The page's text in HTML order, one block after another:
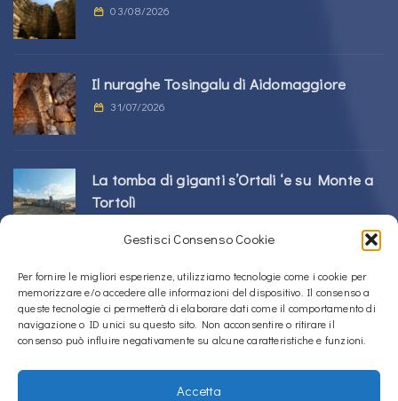
Gestisci Consenso Cookie
Per fornire le migliori esperienze, utilizziamo tecnologie come i cookie per
memorizzare e/o accedere alle informazioni del dispositivo. Il consenso a
queste tecnologie ci permetterà di elaborare dati come il comportamento di
navigazione o ID unici su questo sito. Non acconsentire o ritirare il
consenso può influire negativamente su alcune caratteristiche e funzioni.
Accetta
03/08/2026
Il nuraghe Tosingalu di Aidomaggiore
31/07/2026
La tomba di giganti s’Ortali ‘e su Monte a
Tortolì
Il nuraghe Perdu Cossu a Norbello
16/07/2026